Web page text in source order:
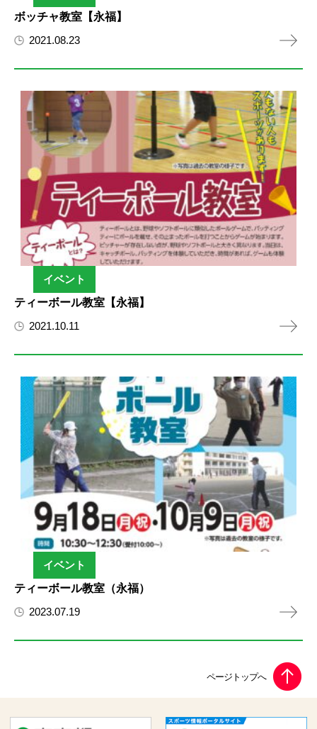
ボッチャ教室【永福】
2021.08.23
イベント
ティーボール教室【永福】
2021.10.11
イベント
ティーボール教室（永福）
2023.07.19